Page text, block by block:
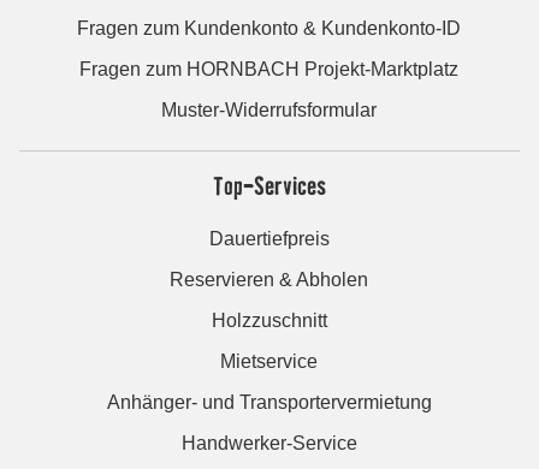
Fragen zum Kundenkonto & Kundenkonto-ID
Fragen zum HORNBACH Projekt-Marktplatz
Muster-Widerrufsformular
Top-Services
Dauertiefpreis
Reservieren & Abholen
Holzzuschnitt
Mietservice
Anhänger- und Transportervermietung
Handwerker-Service